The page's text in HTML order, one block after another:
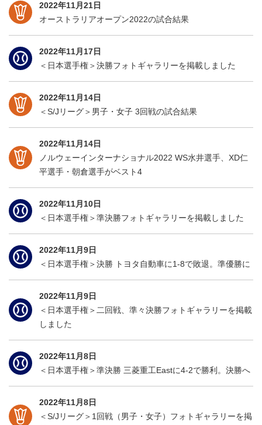
2022年11月21日
オーストラリアオープン2022の試合結果
2022年11月17日
＜日本選手権＞決勝フォトギャラリーを掲載しました
2022年11月14日
＜S/Jリーグ＞男子・女子 3回戦の試合結果
2022年11月14日
ノルウェーインターナショナル2022 WS水井選手、XD仁
平選手・朝倉選手がベスト4
2022年11月10日
＜日本選手権＞準決勝フォトギャラリーを掲載しました
2022年11月9日
＜日本選手権＞決勝 トヨタ自動車に1-8で敗退。準優勝に
2022年11月9日
＜日本選手権＞二回戦、準々決勝フォトギャラリーを掲載
しました
2022年11月8日
＜日本選手権＞準決勝 三菱重工Eastに4-2で勝利。決勝へ
2022年11月8日
＜S/Jリーグ＞1回戦（男子・女子）フォトギャラリーを掲